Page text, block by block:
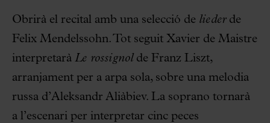
Obrirà el recital amb una selecció de lieder de
Felix Mendelssohn. Tot seguit Xavier de Maistre
interpretarà Le rossignolde Franz Liszt,
arranjament per a arpa sola, sobre una melodia
russa d’Aleksandr Aliàbiev. La soprano tornarà
a l’escenari per interpretar cinc peces